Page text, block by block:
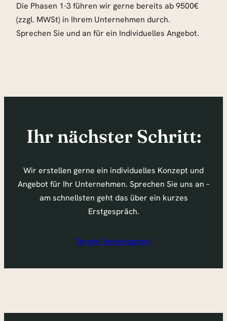
Die Phasen 1-3 führen wir gerne bereits ab 9500€
(zzgl. MWSt) in Ihrem Unternehmen durch.
Sprechen Sie und an für ein Individuelles Angebot.
Ihr nächster Schritt:
Wir erstellen gerne ein individuelles Konzept und
Angebot für Ihr Unternehmen. Sprechen Sie uns an –
am schnellsten geht das über ein kurzes
Erstgespräch.
Termin Vereinbaren!